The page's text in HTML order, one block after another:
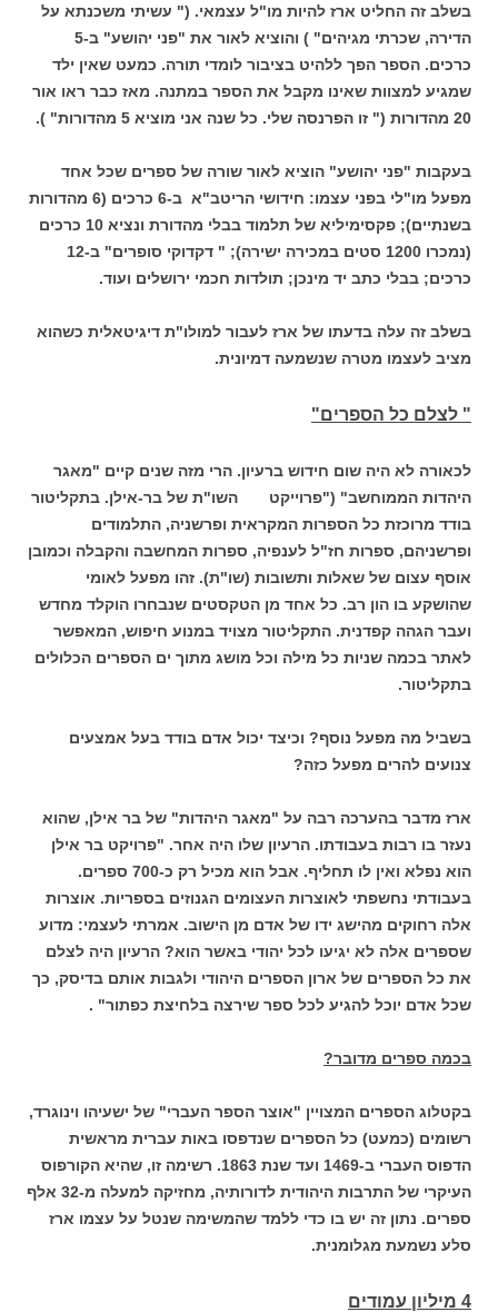
בשלב זה החליט ארז להיות מו"ל עצמאי. (" עשיתי משכנתא על
הדירה, שכרתי מגיהים" ) והוציא לאור את "פני יהושע" ב-5
כרכים. הספר הפך ללהיט בציבור לומדי תורה. כמעט שאין ילד
שמגיע למצוות שאינו מקבל את הספר במתנה. מאז כבר ראו אור
20 מהדורות (" זו הפרנסה שלי. כל שנה אני מוציא 5 מהדורות" ).
בעקבות "פני יהושע" הוציא לאור שורה של ספרים שכל אחד
מפעל מו"לי בפני עצמו: חידושי הריטב"א ב-6 כרכים (6 מהדורות
בשנתיים); פקסימיליא של תלמוד בבלי מהדורת ונציא 10 כרכים
(נמכרו 1200 סטים במכירה ישירה); " דקדוקי סופרים" ב-12
כרכים; בבלי כתב יד מינכן; תולדות חכמי ירושלים ועוד.
בשלב זה עלה בדעתו של ארז לעבור למולו"ת דיגיטאלית כשהוא
מציב לעצמו מטרה שנשמעה דמיונית.
" לצלם כל הספרים"
לכאורה לא היה שום חידוש ברעיון. הרי מזה שנים קיים "מאגר
היהדות הממוחשב" ("פרוייקט השו"ת של בר-אילן. בתקליטור
בודד מרוכזת כל הספרות המקראית ופרשניה, התלמודים
ופרשניהם, ספרות חז"ל לענפיה, ספרות המחשבה והקבלה וכמובן
אוסף עצום של שאלות ותשובות (שו"ת). זהו מפעל לאומי
שהושקע בו הון רב. כל אחד מן הטקסטים שנבחרו הוקלד מחדש
ועבר הגהה קפדנית. התקליטור מצויד במנוע חיפוש, המאפשר
לאתר בכמה שניות כל מילה וכל מושג מתוך ים הספרים הכלולים
בתקליטור.
בשביל מה מפעל נוסף? וכיצד יכול אדם בודד בעל אמצעים
צנועים להרים מפעל כזה?
ארז מדבר בהערכה רבה על "מאגר היהדות" של בר אילן, שהוא
נעזר בו רבות בעבודתו. הרעיון שלו היה אחר. "פרויקט בר אילן
הוא נפלא ואין לו תחליף. אבל הוא מכיל רק כ-700 ספרים.
בעבודתי נחשפתי לאוצרות העצומים הגנוזים בספריות. אוצרות
אלה רחוקים מהישג ידו של אדם מן הישוב. אמרתי לעצמי: מדוע
שספרים אלה לא יגיעו לכל יהודי באשר הוא? הרעיון היה לצלם
את כל הספרים של ארון הספרים היהודי ולגבות אותם בדיסק, כך
שכל אדם יוכל להגיע לכל ספר שירצה בלחיצת כפתור" .
בכמה ספרים מדובר?
בקטלוג הספרים המצויין "אוצר הספר העברי" של ישעיהו וינוגרד,
רשומים (כמעט) כל הספרים שנדפסו באות עברית מראשית
הדפוס העברי ב-1469 ועד שנת 1863. רשימה זו, שהיא הקורפוס
העיקרי של התרבות היהודית לדורותיה, מחזיקה למעלה מ-32 אלף
ספרים. נתון זה יש בו כדי ללמד שהמשימה שנטל על עצמו ארז
סלע נשמעת מגלומנית.
4 מיליון עמודים